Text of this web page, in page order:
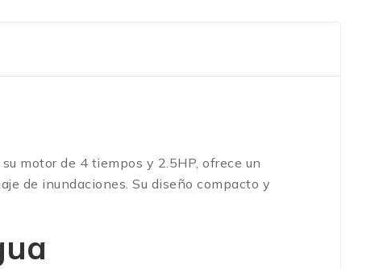
motor de 4 tiempos y 2.5HP, ofrece un
de inundaciones. Su diseño compacto y